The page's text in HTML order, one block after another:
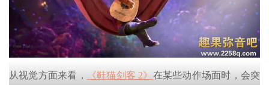
从视觉方面来看， 《鞋猫剑客 2》 在某些动作场面时，会突